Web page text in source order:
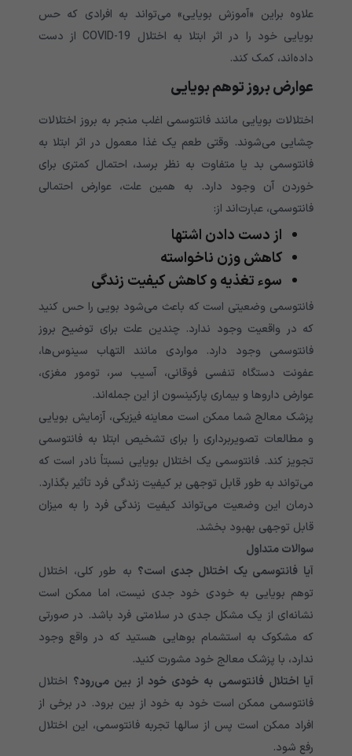
علاوه براین «آموزش بویایی» می‌تواند به افرادی که حس
بویایی خود را در اثر ابتلا به اختلال COVID-19 از دست
داده‌اند، کمک کند.
عوارض بروز توهم بویایی
اختلالات بویایی مانند فانتوسمی اغلب منجر به بروز اختلالات
چشایی می‌شوند. وقتی طعم یک غذا معمول در اثر ابتلا به
فانتوسمی بد یا متفاوت به نظر برسد، احتمال کمتری برای
خوردن آن وجود دارد. به همین علت، عوارض احتمالی
فانتوسمی، عبارت‌اند از:
از دست دادن اشتها
کاهش وزن ناخواسته
سوء تغذیه و کاهش کیفیت زندگی
فانتوسمی وضعیتی است که باعث می‌شود بویی را حس کنید
که در واقعیت وجود ندارد. چندین علت برای توضیح بروز
فانتوسمی وجود دارد. مواردی مانند التهاب سینوس‌ها،
عفونت دستگاه تنفسی فوقانی، آسیب سر، تومور مغزی،
عوارض داروها و بیماری پارکینسون از این جمله‌اند.
پزشک معالج شما ممکن است معاینه فیزیکی، آزمایش بویایی
و مطالعات تصویربرداری را برای تشخیص ابتلا به فانتوسمی
تجویز کند. فانتوسمی یک اختلال بویایی نسبتاً نادر است که
می‌تواند به طور قابل توجهی بر کیفیت زندگی فرد تأثیر بگذارد.
درمان این وضعیت می‌تواند کیفیت زندگی فرد را به میزان
قابل توجهی بهبود بخشد.
سوالات متداول
آیا فانتوسمی یک اختلال جدی است؟ به طور کلی، اختلال
توهم بویایی به خودی خود جدی نیست، اما ممکن است
نشانه‌ای از یک مشکل جدی در سلامتی فرد باشد. در صورتی
که مشکوک به استشمام بوهایی هستید که در واقع وجود
ندارد، با پزشک معالج خود مشورت کنید.
آیا اختلال فانتوسمی به خودی خود از بین می‌رود؟ اختلال
فانتوسمی ممکن است خود به خود از بین برود. در برخی از
افراد ممکن است پس از سالها تجربه فانتوسمی، این اختلال
رفع شود.